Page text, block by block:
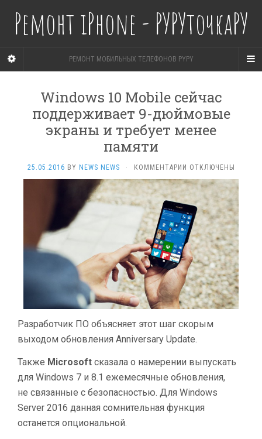
Ремонт iPhone - РУРУточкаРУ
РЕМОНТ МОБИЛЬНЫХ ТЕЛЕФОНОВ PYPY
Windows 10 Mobile сейчас
поддерживает 9-дюймовые
экраны и требует менее
памяти
25.05.2016 BY NEWS NEWS · КОММЕНТАРИИ К
ЗАПИСИ
WINDOWS
10
MOBILE
СЕЙЧАС
ПОДДЕРЖИВАЕТ
9-
ДЮЙМОВЫЕ
ЭКРАНЫ
И ТРЕБУЕТ
МЕНЕЕ
ПАМЯТИ
ОТКЛЮЧЕНЫ
Разработчик ПО объясняет этот шаг скорым
выходом обновления Anniversary Update.
Также Microsoft сказала о намерении выпускать
для Windows 7 и 8.1 ежемесячные обновления,
не связанные с безопасностью. Для Windows
Server 2016 данная сомнительная функция
останется опциональной.